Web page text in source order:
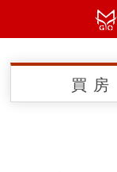
買 房